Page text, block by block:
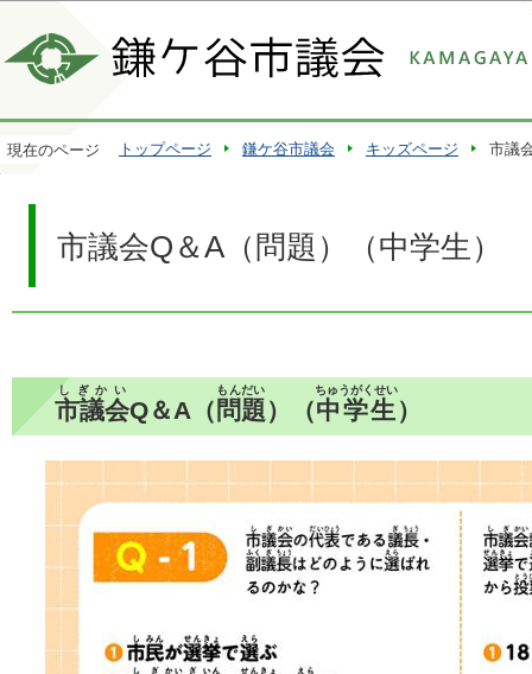
現在のページ トップページ 鎌ケ谷市議会 キッズページ 市議
市議会Q＆A（問題）（中学生）
市議会
しぎかい
Q＆A（ 問題
もんだい
）（中学生
ちゅうがくせい
）